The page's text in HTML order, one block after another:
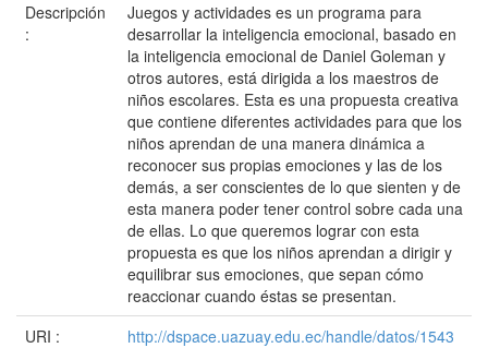
Descripción
:
Juegos y actividades es un programa para
desarrollar la inteligencia emocional, basado en
la inteligencia emocional de Daniel Goleman y
otros autores, está dirigida a los maestros de
niños escolares. Esta es una propuesta creativa
que contiene diferentes actividades para que los
niños aprendan de una manera dinámica a
reconocer sus propias emociones y las de los
demás, a ser conscientes de lo que sienten y de
esta manera poder tener control sobre cada una
de ellas. Lo que queremos lograr con esta
propuesta es que los niños aprendan a dirigir y
equilibrar sus emociones, que sepan cómo
reaccionar cuando éstas se presentan.
URI :
http://dspace.uazuay.edu.ec/handle/datos/1543